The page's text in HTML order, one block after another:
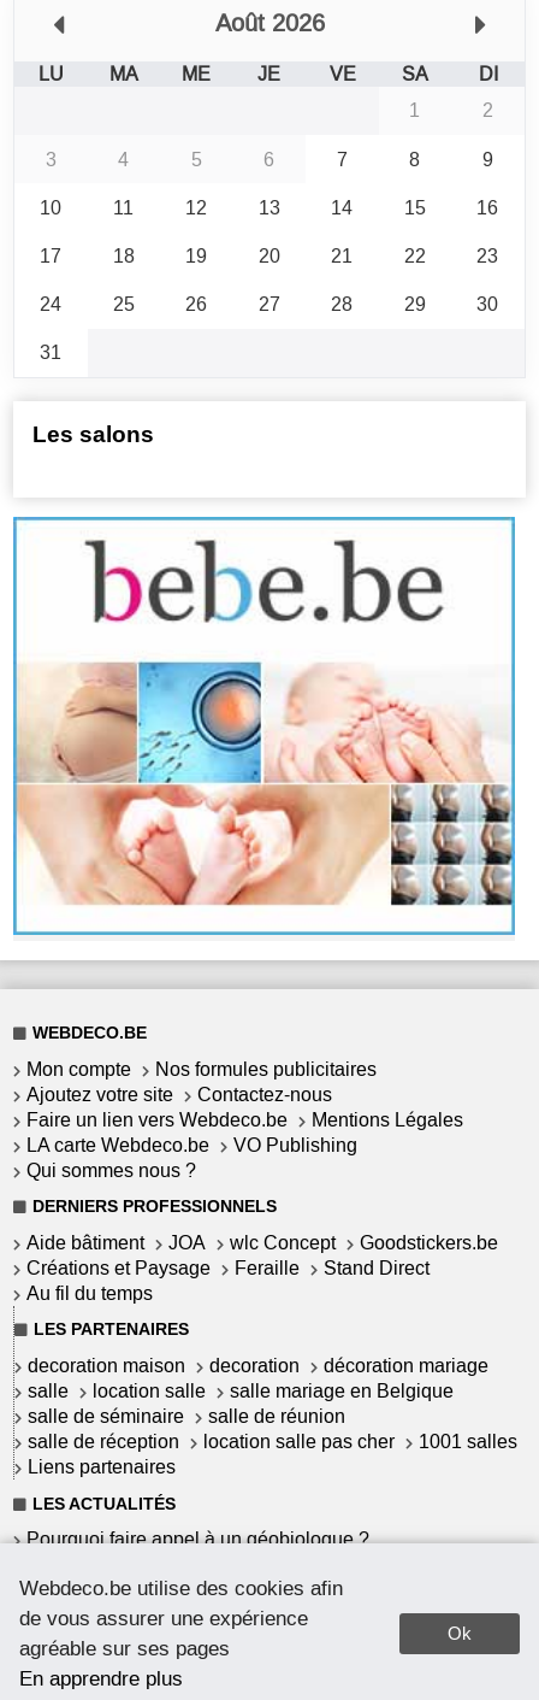
Août 2026
LU MA ME JE VE SA
DI
1
2
3
4 5 6 7 8
9
10
11 12 13 14 15
16
17
18 19 20 21 22
23
24
25 26 27 28 29
30
31
Les salons
Webdeco.be utilise des cookies afin
de vous assurer une expérience
agréable sur ses pages
En apprendre plus
Ok
WEBDECO.BE
Mon compte
Nos formules publicitaires
Ajoutez votre site
Contactez-nous
Faire un lien vers Webdeco.be
Mentions Légales
LA carte Webdeco.be
VO Publishing
Qui sommes nous ?
DERNIERS PROFESSIONNELS
Aide bâtiment JOA wlc Concept
Goodstickers.be
Créations et Paysage
Feraille
Stand Direct
Au fil du temps
LES PARTENAIRES
decoration maison decoration
décoration mariage
salle
location salle
salle mariage en Belgique
salle de séminaire
salle de réunion
salle de réception
location salle pas cher
1001 salles
Liens partenaires
LES ACTUALITÉS
Pourquoi faire appel à un géobiologue ?
rendement ?
Le Mortex : un revêtement belge
Pourquoi choisir du parquet massif ?
Comment teinter votre parquet ?
Quel parquet pour quelle pièce ?